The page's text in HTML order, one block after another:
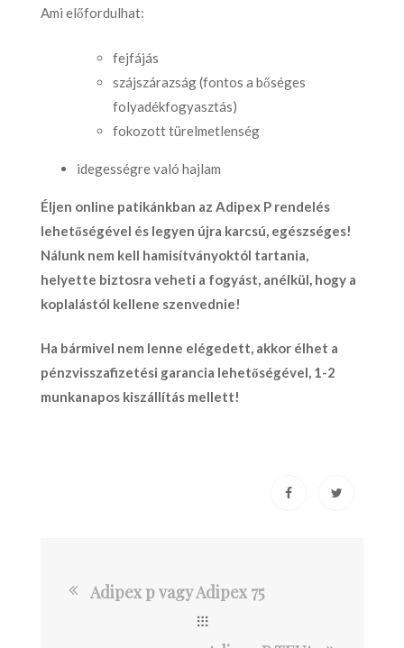
Ami előfordulhat:
fejfájás
szájszárazság (fontos a bőséges
folyadékfogyasztás)
fokozott türelmetlenség
idegességre való hajlam
Éljen online patikánkban az Adipex P rendelés
lehetőségével és legyen újra karcsú, egészséges!
Nálunk nem kell hamisítványoktól tartania,
helyette biztosra veheti a fogyást, anélkül, hogy a
koplalástól kellene szenvednie!
Ha bármivel nem lenne elégedett, akkor élhet a
pénzvisszafizetési garancia lehetőségével, 1-2
munkanapos kiszállítás mellett!
Adipex p vagy Adipex 75